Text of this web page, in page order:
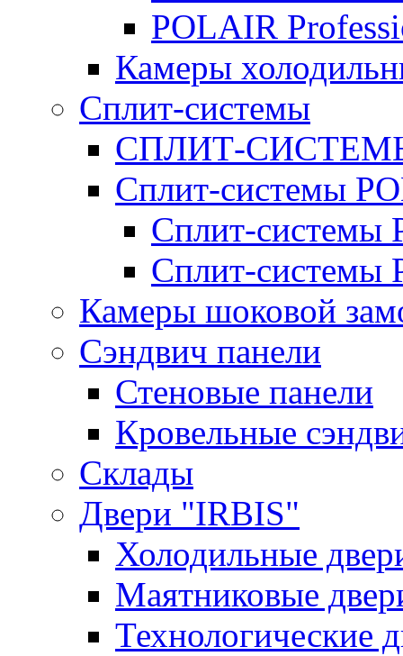
POLAIR
Камеры
Сплит-системы
СПЛИТ-
Сплит-системы
Сплит-системы
Сплит-системы
Камеры шоковой
Сэндвич панели
Стеновые панели
Кровельные
Склады
Двери "IRBIS"
Холодильные
Маятниковые
Технологические